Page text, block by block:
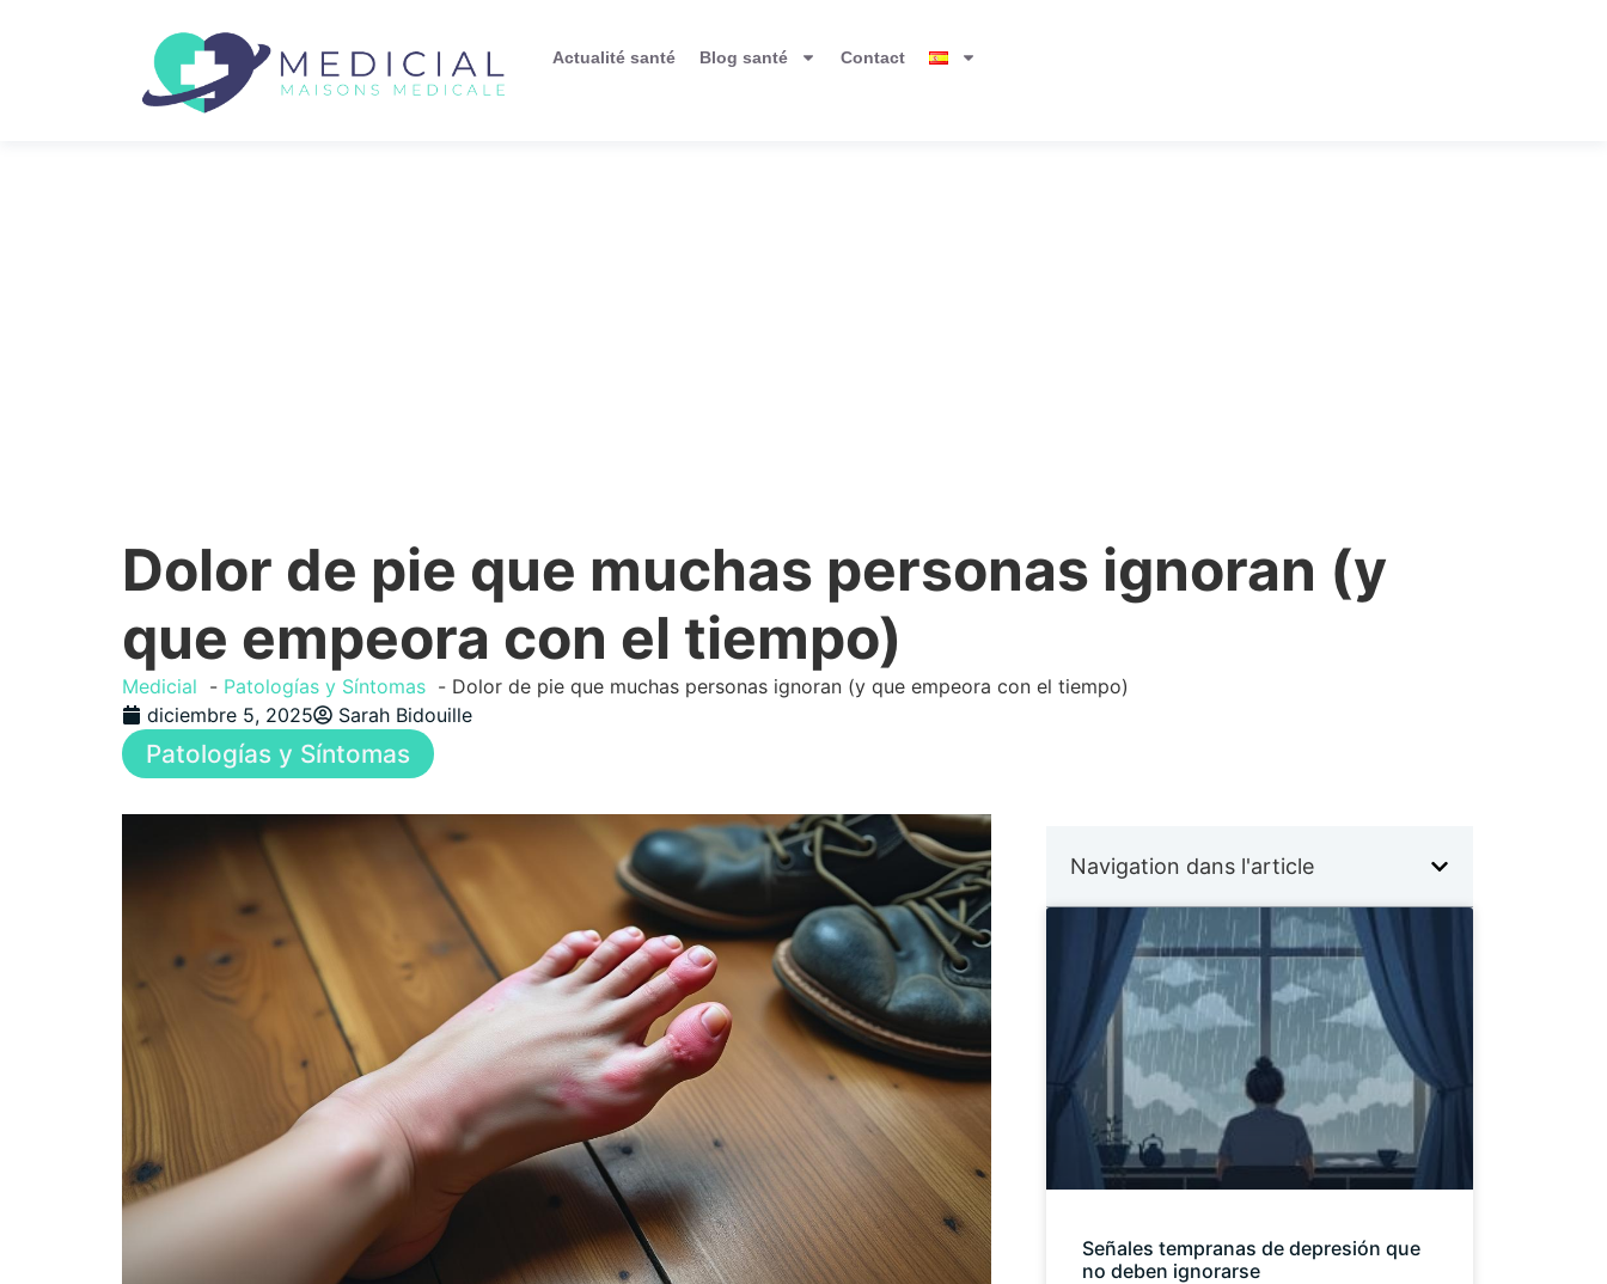
Actualité santé Blog santé Contact
Dolor de pie que muchas personas ignoran (y
que empeora con el tiempo)
Medicial Patologías y Síntomas
Dolor de pie que muchas personas ignoran (y que empeora con el tiempo)
diciembre 5, 2025
Sarah Bidouille
Patologías y Síntomas
Navigation dans l'article
Señales tempranas de depresión que
no deben ignorarse